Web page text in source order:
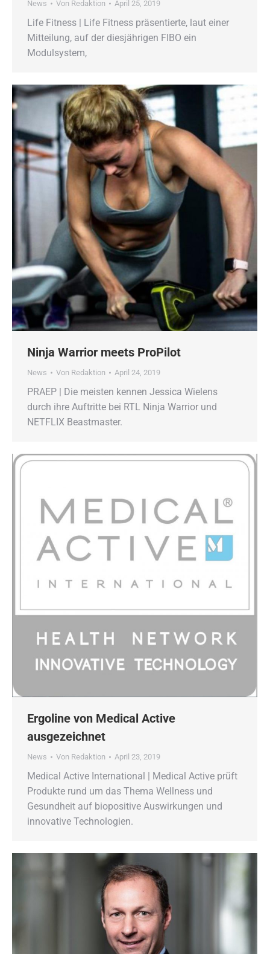
News Von Redaktion April 25, 2019
Life Fitness | Life Fitness präsentierte, laut einer
Mitteilung, auf der diesjährigen FIBO ein
Modulsystem,
Ninja Warrior meets ProPilot
News Von Redaktion April 24, 2019
PRAEP | Die meisten kennen Jessica Wielens
durch ihre Auftritte bei RTL Ninja Warrior und
NETFLIX Beastmaster.
Ergoline von Medical Active
ausgezeichnet
News Von Redaktion April 23, 2019
Medical Active International | Medical Active prüft
Produkte rund um das Thema Wellness und
Gesundheit auf biopositive Auswirkungen und
innovative Technologien.